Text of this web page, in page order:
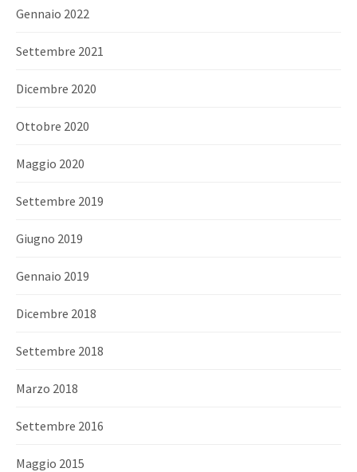
Gennaio 2022
Settembre 2021
Dicembre 2020
Ottobre 2020
Maggio 2020
Settembre 2019
Giugno 2019
Gennaio 2019
Dicembre 2018
Settembre 2018
Marzo 2018
Settembre 2016
Maggio 2015